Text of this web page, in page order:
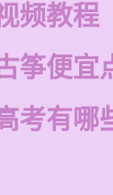
频教程
筝便宜
考有哪